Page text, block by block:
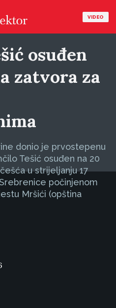
VIDEO
osuđen
zatvora za
donio je prvostepenu
Tešić osuđen na 20
u strijeljanju 17
počinjenom
Mršići (opština